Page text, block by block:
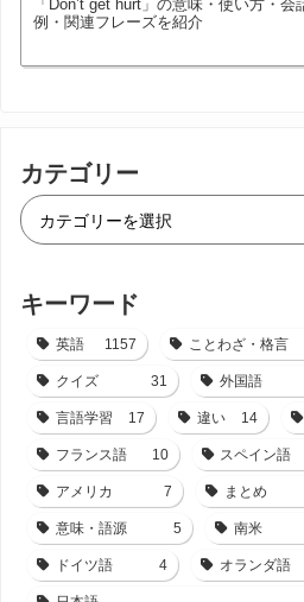
「Don’t get hurt」の意味・使い方・会
例・関連フレーズを紹介
カテゴリー
キーワード
英語 1157 ことわざ・格言
クイズ 31 外国語
言語学習 17 違い 14
フランス語 10 スペイン語
アメリカ 7 まとめ
意味・語源 5 南米
ドイツ語 4 オランダ語